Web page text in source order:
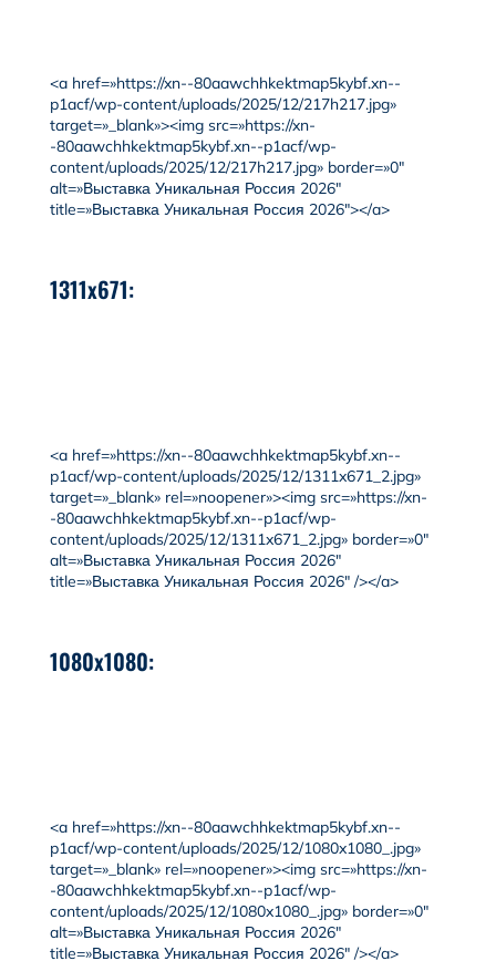
<a href=»https://xn--80aawchhkektmap5kybf.xn--
p1acf/wp-content/uploads/2025/12/217h217.jpg»
target=»_blank»><img src=»https://xn-
-80aawchhkektmap5kybf.xn--p1acf/wp-
content/uploads/2025/12/217h217.jpg» border=»0″
alt=»Выставка Уникальная Россия 2026″
title=»Выставка Уникальная Россия 2026″></a>
1311x671:
<a href=»https://xn--80aawchhkektmap5kybf.xn--
p1acf/wp-content/uploads/2025/12/1311x671_2.jpg»
target=»_blank» rel=»noopener»><img src=»https://xn-
-80aawchhkektmap5kybf.xn--p1acf/wp-
content/uploads/2025/12/1311x671_2.jpg» border=»0″
alt=»Выставка Уникальная Россия 2026″
title=»Выставка Уникальная Россия 2026″ /></a>
1080x1080:
<a href=»https://xn--80aawchhkektmap5kybf.xn--
p1acf/wp-content/uploads/2025/12/1080x1080_.jpg»
target=»_blank» rel=»noopener»><img src=»https://xn-
-80aawchhkektmap5kybf.xn--p1acf/wp-
content/uploads/2025/12/1080x1080_.jpg» border=»0″
alt=»Выставка Уникальная Россия 2026″
title=»Выставка Уникальная Россия 2026″ /></a>